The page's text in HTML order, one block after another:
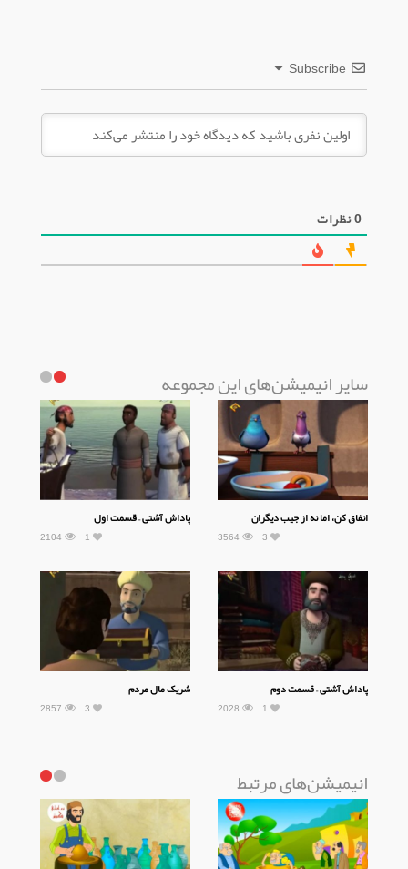
Subscribe
0نظرات
سایر انیمیشن‌های این مجموعه
انفاق کن، اما نه از جیب دیگران
3564 3
پاداش آشتی – قسمت اول
2104 1
پاداش آشتی – قسمت دوم
2028 1
شریک مال مردم
2857 3
انیمیشن‌های مرتبط